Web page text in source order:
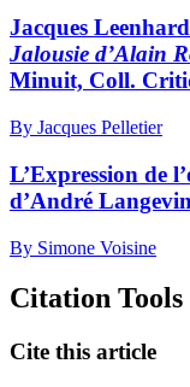
Jacques
Jalousie d’Alain
Minuit, Coll.
By Jacques Pelletier
L’Expression de
d’André Langevin
By Simone Voisine
Citation Tools
Cite this article